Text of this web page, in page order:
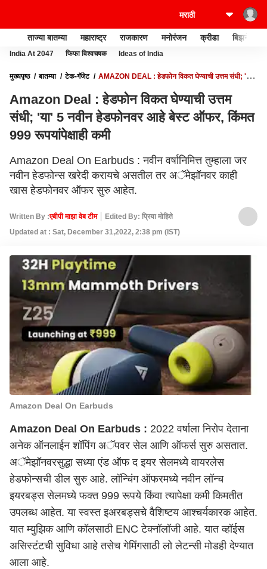
ताज्या बातम्या महाराष्ट्र राजकारण मनोरंजन क्रीडा बिझनेस
India At 2047 फिफा विश्वचषक Ideas of India
मुख्यपृष्ठ बातम्या टेक-गॅजेट
AMAZON DEAL : हेडफोन विकत घेण्याची उत्तम संधी; 'या'
Amazon Deal : हेडफोन विकत घेण्याची उत्तम
संधी; 'या' 5 नवीन हेडफोनवर आहे बेस्ट ऑफर, किंमत
999 रूपयांपेक्षाही कमी
Amazon Deal On Earbuds : नवीन वर्षानिमित्त तुम्हाला जर
नवीन हेडफोन्स खरेदी करायचे असतील तर अॅमेझॉनवर काही
खास हेडफोनवर ऑफर सुरु आहेत.
Written By :एबीपी माझा वेब टीम
Edited By: प्रिया मोहिते
Updated at : Sat, December 31,2022, 2:38 pm (IST)
Amazon Deal On Earbuds
Amazon Deal On Earbuds : 2022 वर्षाला निरोप देताना
अनेक ऑनलाईन शॉपिंग अॅपवर सेल आणि ऑफर्स सुरु असतात.
अॅमेझॉनवरसुद्धा सध्या एंड ऑफ द इयर सेलमध्ये वायरलेस
हेडफोन्सची डील सुरु आहे. लॉन्चिंग ऑफरमध्ये नवीन लॉन्च
इयरबड्स सेलमध्ये फक्त 999 रूपये किंवा त्यापेक्षा कमी किमतीत
उपलब्ध आहेत. या स्वस्त इअरबड्सचे वैशिष्टय आश्चर्यकारक आहेत.
यात म्युझिक आणि कॉलसाठी ENC टेक्नॉलॉजी आहे. यात व्हॉईस
असिस्टंटची सुविधा आहे तसेच गेमिंगसाठी लो लेटन्सी मोडही देण्यात
आला आहे.